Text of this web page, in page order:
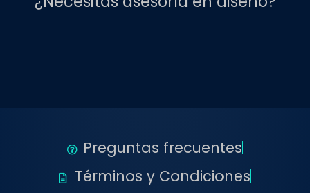
Preguntas frecuentes
Términos y Condiciones